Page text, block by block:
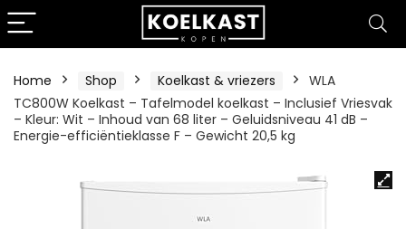
Home Shop Koelkast & vriezers
WLA
TC800W Koelkast – Tafelmodel koelkast – Inclusief Vriesvak
– Kleur: Wit – Inhoud van 68 liter – Geluidsniveau 41 dB –
Energie-efficiëntieklasse F – Gewicht 20,5 kg